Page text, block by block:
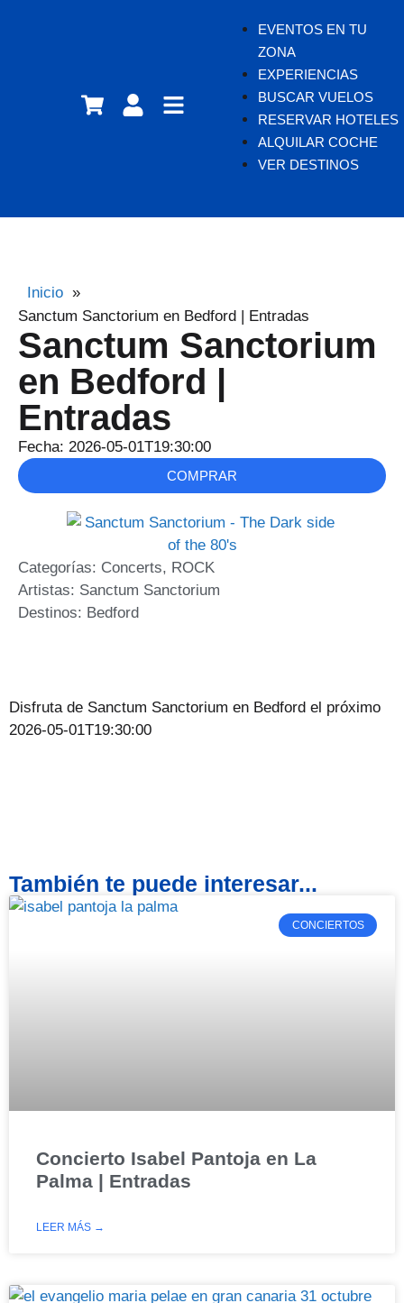
EVENTOS EN TU
ZONA
EXPERIENCIAS
BUSCAR VUELOS
RESERVAR HOTELES
ALQUILAR COCHE
VER DESTINOS
Inicio »
Sanctum Sanctorium en Bedford | Entradas
Sanctum Sanctorium
en Bedford |
Entradas
Fecha: 2026-05-01T19:30:00
COMPRAR
Categorías: Concerts, ROCK
Artistas: Sanctum Sanctorium
Destinos: Bedford
Disfruta de Sanctum Sanctorium en Bedford el próximo
2026-05-01T19:30:00
También te puede interesar...
CONCIERTOS
Concierto Isabel Pantoja en La
Palma | Entradas
LEER MÁS →